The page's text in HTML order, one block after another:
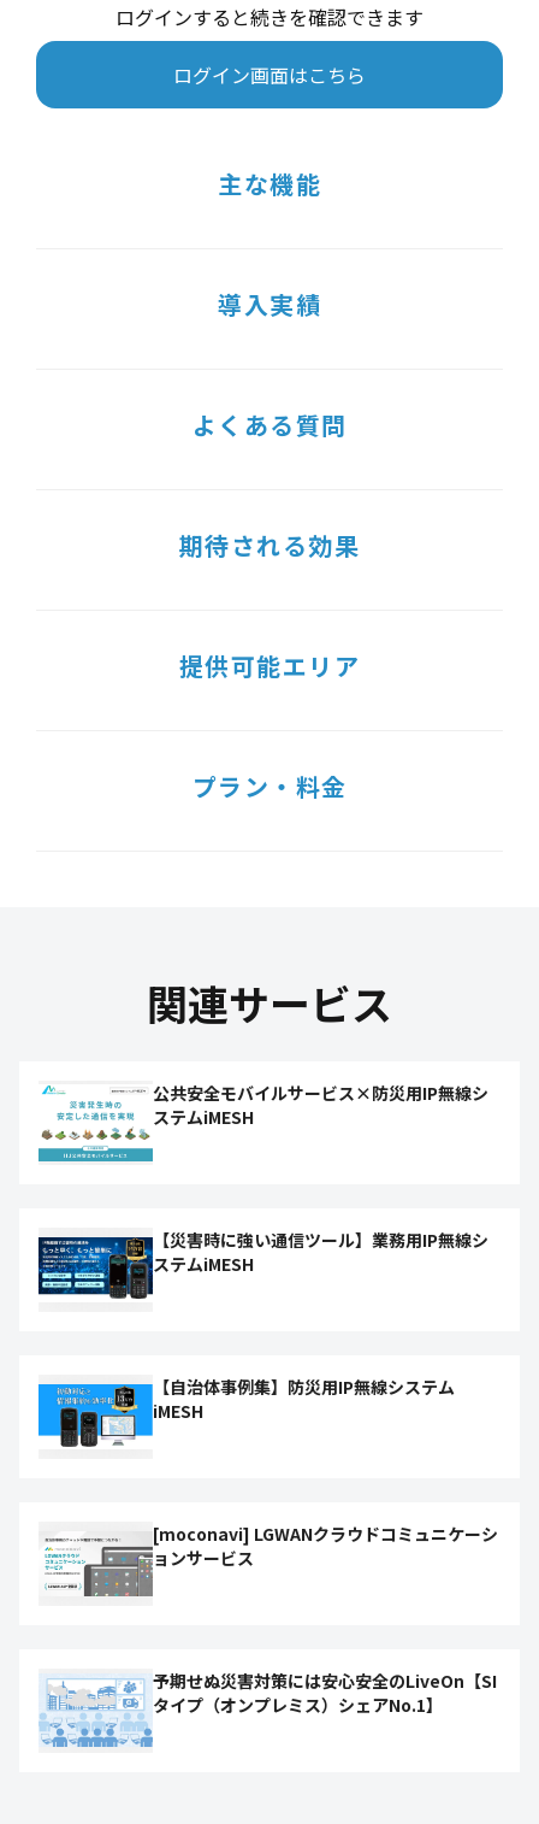
ログインすると続きを確認できます
ログイン画面はこちら
主な機能
導入実績
よくある質問
期待される効果
提供可能エリア
プラン・料金
関連サービス
公共安全モバイルサービス×防災用IP無線シ
ステムiMESH
【災害時に強い通信ツール】業務用IP無線シ
ステムiMESH
【自治体事例集】防災用IP無線システム
iMESH
[moconavi] LGWANクラウドコミュニケーシ
ョンサービス
予期せぬ災害対策には安心安全のLiveOn【SI
タイプ（オンプレミス）シェアNo.1】